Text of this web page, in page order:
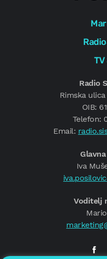
Radio
Rimska
OIB:
Telefon:
Email:
Iva
Voditelj